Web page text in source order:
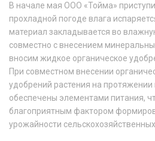
В начале мая ООО «Тойма»
прохладной погоде влага
материал закладывается во
совместно с внесением
вносим жидкое органическое
При совместном внесении
удобрений растения на протяжении
обеспечены элементами питания,
благоприятным фактором
урожайности